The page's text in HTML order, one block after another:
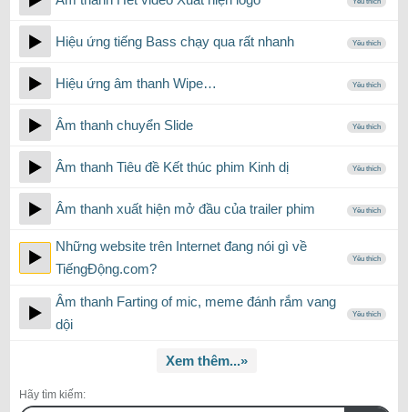
Hiệu ứng tiếng Bass chạy qua rất nhanh Yêu thích
Hiệu ứng âm thanh Wipe… Yêu thích
Âm thanh chuyển Slide Yêu thích
Âm thanh Tiêu đề Kết thúc phim Kinh dị Yêu thích
Âm thanh xuất hiện mở đầu của trailer phim Yêu thích
Những website trên Internet đang nói gì về
TiếngĐộng.com?
Yêu thích
Âm thanh Farting of mic, meme đánh rắm vang
dội
Yêu thích
Xem thêm...»
Hãy tìm kiếm: